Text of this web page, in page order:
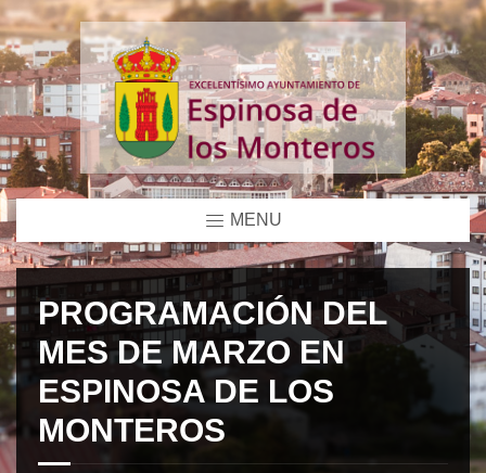
MENU
PROGRAMACIÓN DEL
MES DE MARZO EN
ESPINOSA DE LOS
MONTEROS